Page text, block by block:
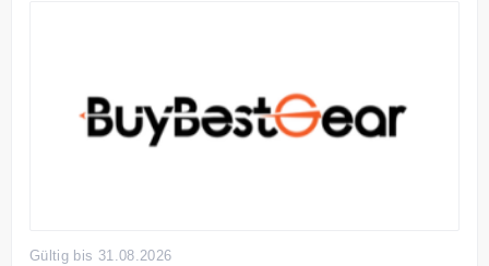
Gültig bis 31.08.2026